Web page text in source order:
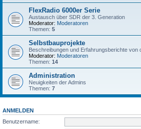
FlexRadio 6000er Serie
Austausch über SDR der 3. Generation
Moderator: Moderatoren
Themen: 5
Selbstbauprojekte
Beschreibungen und Erfahrungsberichte von
Moderator: Moderatoren
Themen: 14
Administration
Neuigkeiten der Admins
Themen: 7
ANMELDEN
Benutzername: